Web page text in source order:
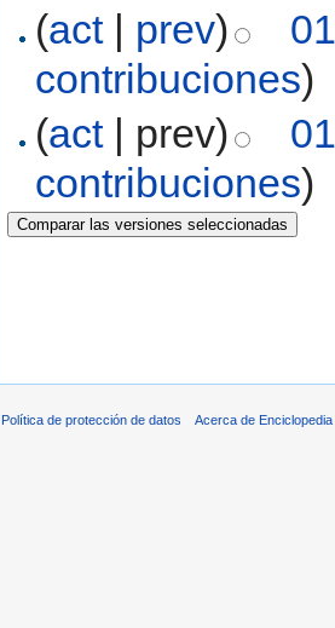
(act| prev)
contribuciones)
(act| prev)
contribuciones)
Política de protección de datos Acerca de